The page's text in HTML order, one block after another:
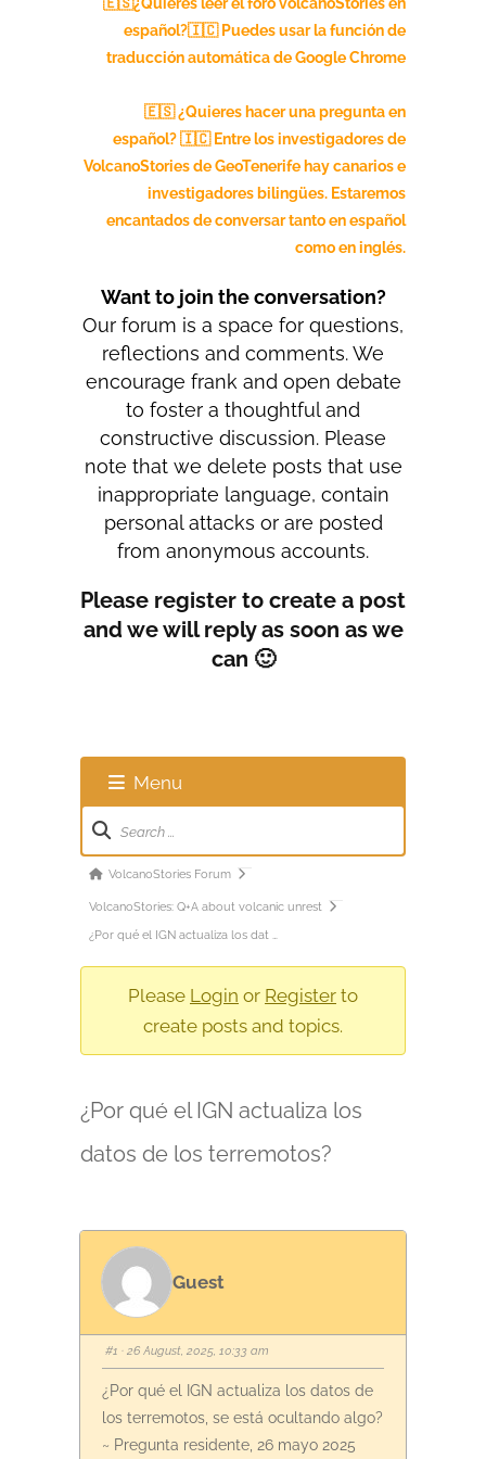
español?🇮🇨 Puedes usar la función de
traducción automática de Google Chrome
🇪🇸 ¿Quieres hacer una pregunta en
español? 🇮🇨 Entre los investigadores de
VolcanoStories de GeoTenerife hay canarios e
investigadores bilingües. Estaremos
encantados de conversar tanto en español
como en inglés.
Want to join the conversation?
Our forum is a space for questions,
reflections and comments. We
encourage frank and open debate
to foster a thoughtful and
constructive discussion. Please
note that we delete posts that use
inappropriate language, contain
personal attacks or are posted
from anonymous accounts.
Please register to create a post
and we will reply as soon as we
can 🙂
Menu
Forum
Navigation
ForumVolcanoStories Forum
VolcanoStories: Q+A about volcanic unrest
¿Por qué el IGN actualiza los dat …
Please Login or Register to
create posts and topics.
¿Por qué el IGN actualiza los
datos de los terremotos?
Guest
#1 · 26 August, 2025, 10:33 am
¿Por qué el IGN actualiza los datos de
los terremotos, se está ocultando algo?
~ Pregunta residente, 26 mayo 2025